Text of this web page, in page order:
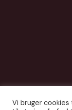
Vi bruger